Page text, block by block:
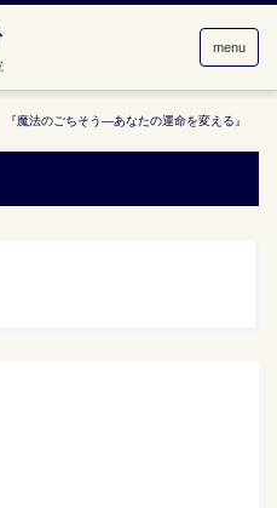
menu
『魔法のごちそう―あなたの運命を変える』